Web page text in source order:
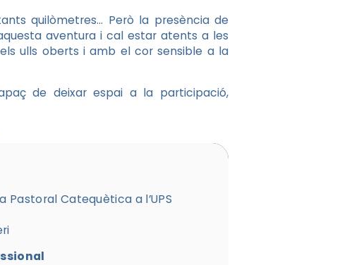
quilòmetres… Però la presència de
aventura i cal estar atents a les
ulls oberts i amb el cor sensible a la
de deixar espai a la participació,
Pastoral Catequètica a l’UPS